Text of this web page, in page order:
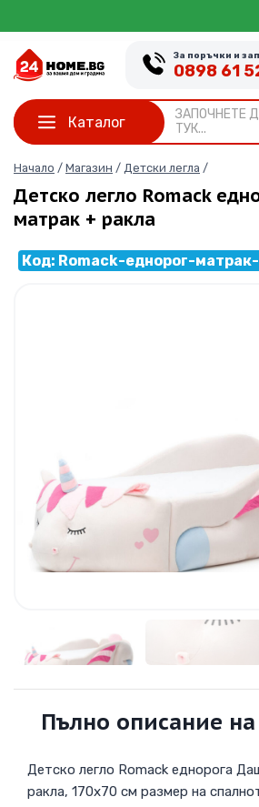
to
content
Каталог
ЗАПОЧНЕТЕ
ТУК...
За поръчки и
0898 61
Детско легло Romack
матрак + ракла
Начало / Магазин / Детски легла /
Код: Romack-еднорог-
Пълно описание
Детско легло Romack еднорога
ракла, 170х70 см размер на